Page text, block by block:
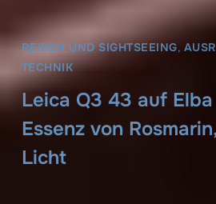
REISEN UND SIGHTSEEING,
TECHNIK
Leica Q3 43 auf
Essenz von
Licht